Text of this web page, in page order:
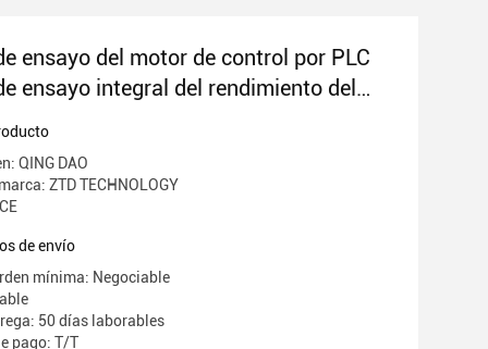
ensayo del motor de control por PLC
ensayo integral del rendimiento del
QING DAO
ZTD TECHNOLOGY
de envío
mínima: Negociable
50 días laborables
pago: T/T